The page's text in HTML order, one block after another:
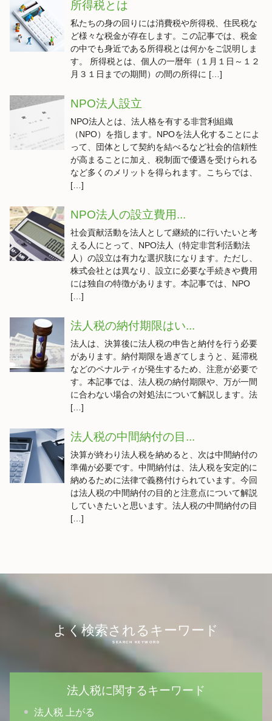
所得税とは
私たちの身の回りには消費税や所得税、住民税な
ど様々な税金が存在します。この記事では、税金
の中でも身近である所得税とは何かをご説明しま
す。 所得税とは、個人の一暦年（１月１日～１２
月３１日までの期間）の間の所得に […]
NPO法人設立
NPO法人とは、法人格を有する非営利組織
（NPO）を指します。NPOを法人化することによ
って、団体として契約を結べるなど社会的信頼性
が高まることに加え、税制面で優遇を受けられる
など多くのメリットを得られます。こちらでは、
[…]
NPO法人の設立費用...
社会貢献活動を法人として継続的に行いたいと考
える人にとって、NPO法人（特定非営利活動法
人）の設立は有力な選択肢になります。ただし、
株式会社とは異なり、設立に必要な手続きや費用
には独自の特徴があります。本記事では、NPO
[…]
法人税の納付期限はい...
法人は、決算後に法人税の申告と納付を行う必要
があります。納付期限を過ぎてしまうと、延滞税
などのペナルティが発生するため、注意が必要で
す。本記事では、法人税の納付期限や、万が一間
に合わない場合の対処法について解説します。法
[…]
法人税の中間納付の目...
決算が終わり法人税を納めると、次は中間納付の
準備が必要です。中間納付は、法人税を安定的に
納めるために法律で義務付けられています。今回
は法人税の中間納付の目的と注意点について解説
していきたいと思います。法人税の中間納付の目
[…]
よく検索されるキーワード
法人税に関するキーワード
法人税 上がる